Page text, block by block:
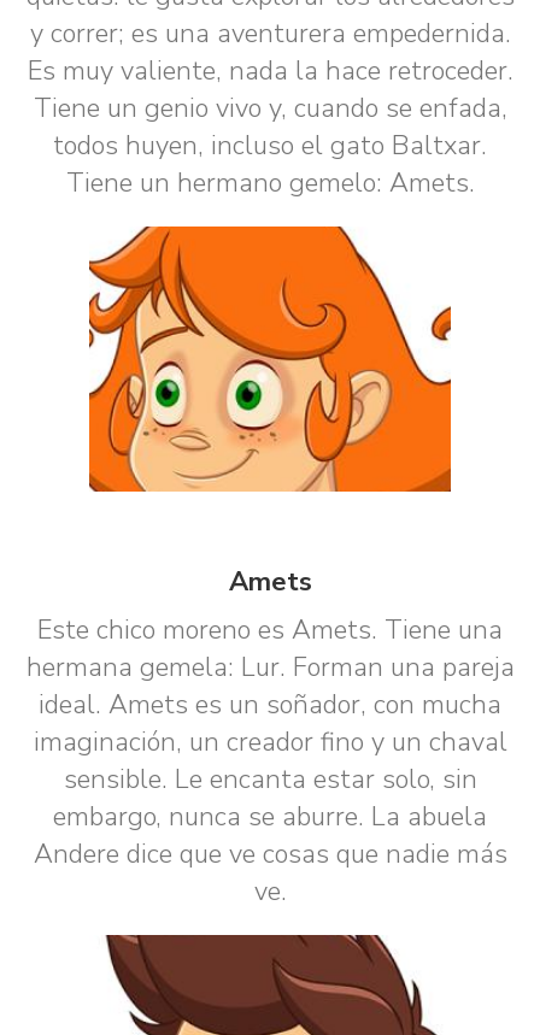
y correr; es una aventurera empedernida.
Es muy valiente, nada la hace retroceder.
Tiene un genio vivo y, cuando se enfada,
todos huyen, incluso el gato Baltxar.
Tiene un hermano gemelo: Amets.
Amets
Este chico moreno es Amets. Tiene una
hermana gemela: Lur. Forman una pareja
ideal. Amets es un soñador, con mucha
imaginación, un creador fino y un chaval
sensible. Le encanta estar solo, sin
embargo, nunca se aburre. La abuela
Andere dice que ve cosas que nadie más
ve.